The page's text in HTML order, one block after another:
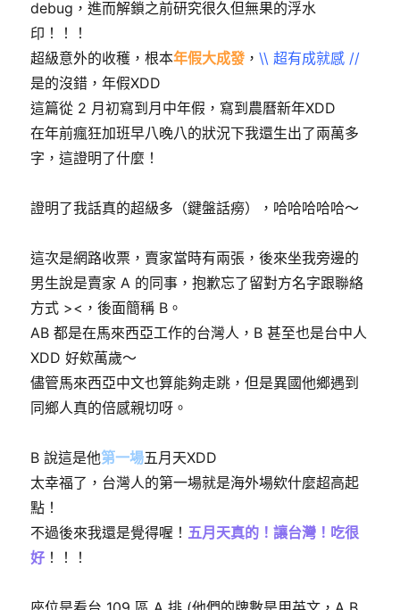
debug，進而解鎖之前研究很久但無果的浮水
印！！！
超級意外的收穫，根本年假大成發 ，\\ 超有成就感 //
是的沒錯，年假XDD
這篇從 2 月初寫到月中年假，寫到農曆新年XDD
在年前瘋狂加班早八晚八的狀況下我還生出了兩萬多
字，這證明了什麼！
證明了我話真的超級多（鍵盤話癆），哈哈哈哈哈～
這次是網路收票，賣家當時有兩張，後來坐我旁邊的
男生說是賣家 A 的同事，抱歉忘了留對方名字跟聯絡
方式 ><，後面簡稱 B。
AB 都是在馬來西亞工作的台灣人，B 甚至也是台中人
XDD 好欸萬歲～
儘管馬來西亞中文也算能夠走跳，但是異國他鄉遇到
同鄉人真的倍感親切呀。
B 說這是他第一場五月天XDD
太幸福了，台灣人的第一場就是海外場欸什麼超高起
點！
不過後來我還是覺得喔！ 五月天真的！讓台灣！吃很
好 ！！！